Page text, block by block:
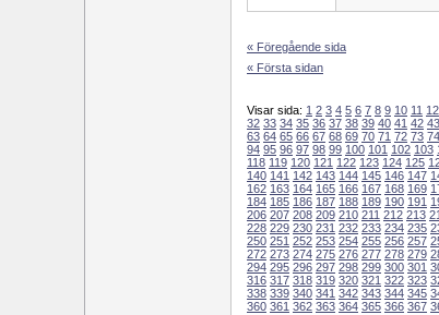
« Föregående sida
« Första sidan
Visar sida: 1 2 3 4 5 6 7 8 9 10 11 12
32 33 34 35 36 37 38 39 40 41 42 43
63 64 65 66 67 68 69 70 71 72 73 74
94 95 96 97 98 99 100 101 102 103
118 119 120 121 122 123 124 125
140 141 142 143 144 145 146 147
162 163 164 165 166 167 168 169
184 185 186 187 188 189 190 191
206 207 208 209 210 211 212 213
228 229 230 231 232 233 234 235
250 251 252 253 254 255 256 257
272 273 274 275 276 277 278 279
294 295 296 297 298 299 300 301
316 317 318 319 320 321 322 323
338 339 340 341 342 343 344 345
360 361 362 363 364 365 366 367